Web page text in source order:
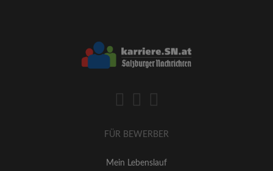
FÜR BEWERBER
Mein Lebenslauf